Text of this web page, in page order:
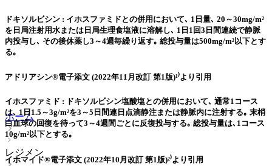
ドキソルビシン : イホスファミドとの併用において､ 1日量､ 20～30mg/m²
を日局注射用水または日局生理食塩液に溶解し､ 1日1回3日間連続で静脈
内投与し､ その後休薬し3～4週毎繰り返す｡ 総投与量は500mg/m²以下とす
る｡
アドリアシン®電子添文 (2022年11月改訂 第1版)¹⁾より引用
イホスファミド : ドキソルビシン塩酸塩との併用において､ 通常1コース
は､ 1日1.5～3g/m²を3～5日間連日点滴静注または静脈内に注射する｡ 末梢
白血球の回復を待って3～4週間ごとに反復投与する｡ 総投与量は､1コース
10g/m²以下とする｡
イホマイド®電子添文 (2022年10月改訂 第1版)²⁾より引用
ホーム
レジメン